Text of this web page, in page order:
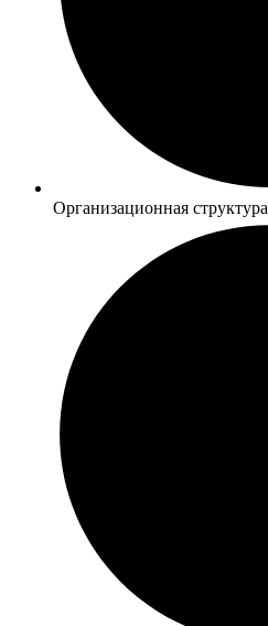
Организационная структура